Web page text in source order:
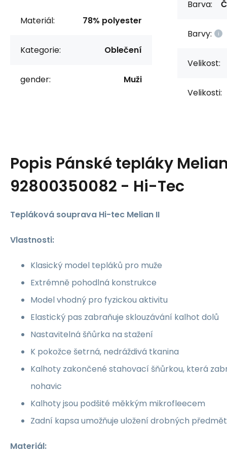
Materiál: 78% polyester
Kategorie: Oblečení
gender: Muži
Barva:
Barvy:
Velikost:
Velikosti:
Popis Pánské tepláky
92800350082 - Hi-Tec
Tepláková souprava Hi-tec Melian II
Vlastnosti:
Klasický model tepláků pro muže
Extrémně pohodlná konstrukce
Model vhodný pro fyzickou aktivitu
Elastický pas zabraňuje sklouzávání kalhot dolů
Nastavitelná šňůrka na stažení
K pokožce šetrná, nedráždivá tkanina
Kalhoty zakončené stahovací šňůrkou, která
nohavic
Kalhoty jsou podšité měkkým mikrofleecem
Zadní kapsa umožňuje uložení drobných
Materiál: